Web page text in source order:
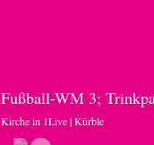
Fußball-WM 3;
Kirche in 1Live | Kürble